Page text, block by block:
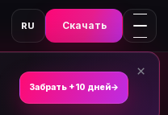
RU Скачать
Забрать +10 дней→
×